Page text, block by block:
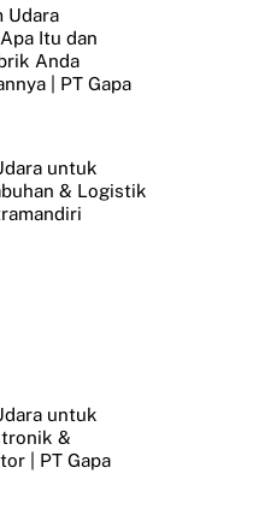
Udara
Itu dan
Anda
| PT Gapa
untuk
& Logistik
untuk
&
| PT Gapa